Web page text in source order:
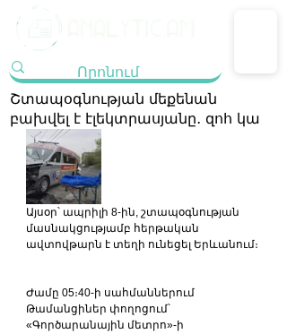
Շտապօգնության մեքենան
բախվել է էլեկտրասյանը․ զոհ կա
Այսօր՝ ապրիլի 8-ին, շտապօգնության
մասնակցությամբ հերթական
ավտովթարն է տեղի ունեցել Երևանում։
Ժամը 05։40-ի սահմաններում
Թամանցիներ փողոցում՝
«Գործարանային մետրո»-ի